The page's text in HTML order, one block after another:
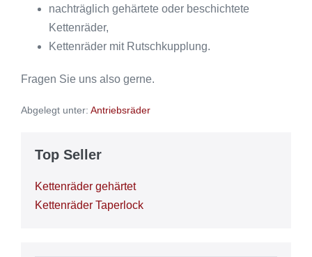
nachträglich gehärtete oder beschichtete
Kettenräder,
Kettenräder mit Rutschkupplung.
Fragen Sie uns also gerne.
Abgelegt unter: Antriebsräder
Top Seller
Kettenräder gehärtet
Kettenräder Taperlock